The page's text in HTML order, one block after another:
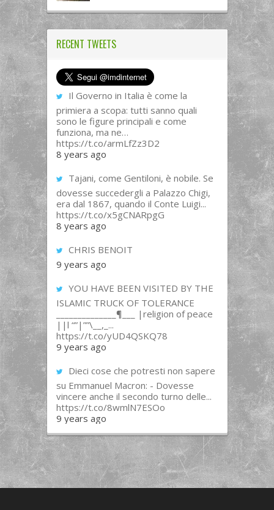
RECENT TWEETS
Il Governo in Italia è come la
primiera a scopa: tutti sanno quali
sono le figure principali e come
funziona, ma ne…
https://t.co/armLfZz3D2
8 years ago
Tajani, come Gentiloni, è nobile. Se
dovesse succedergli a Palazzo Chigi,
era dal 1867, quando il Conte Luigi...
https://t.co/x5gCNARpgG
8 years ago
CHRIS BENOIT
9 years ago
YOU HAVE BEEN VISITED BY THE
ISLAMIC TRUCK OF TOLERANCE
______________¶___ |religion of peace
||l “”|””\__,_...
https://t.co/yUD4QSKQ78
9 years ago
Dieci cose che potresti non sapere
su Emmanuel Macron: - Dovesse
vincere anche il secondo turno delle...
https://t.co/8wmlN7ESOo
9 years ago